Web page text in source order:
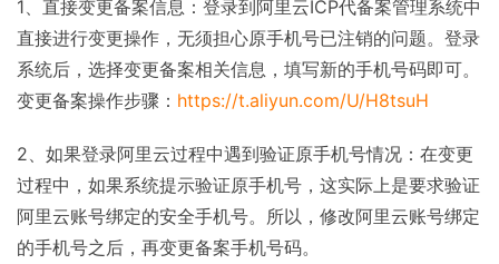
1、直接变更备案信息：登录到阿里云ICP代备案管理系统中
直接进行变更操作，无须担心原手机号已注销的问题。登录
系统后，选择变更备案相关信息，填写新的手机号码即可。
变更备案操作步骤： https://t.aliyun.com/U/H8tsuH
2、如果登录阿里云过程中遇到验证原手机号情况：在变更
过程中，如果系统提示验证原手机号，这实际上是要求验证
阿里云账号绑定的安全手机号。所以，修改阿里云账号绑定
的手机号之后，再变更备案手机号码。